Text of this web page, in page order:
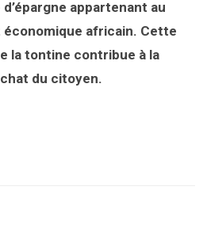
appartenant au
africain. Cette
la tontine contribue à la
du citoyen.